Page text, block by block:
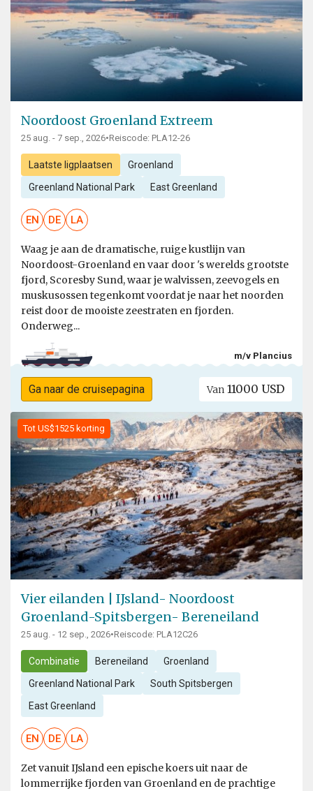
Noordoost Groenland Extreem
25 aug. - 7 sep., 2026•Reiscode: PLA12-26
Laatste ligplaatsen Groenland
Greenland National Park East Greenland
EN DE LA
Waag je aan de dramatische, ruige kustlijn van
Noordoost-Groenland en vaar door 's werelds grootste
fjord, Scoresby Sund, waar je walvissen, zeevogels en
muskusossen tegenkomt voordat je naar het noorden
reist door de mooiste zeestraten en fjorden.
Onderweg...
m/v Plancius
Ga naar de cruisepagina Van 11000 USD
Tot US$1525 korting
Vier eilanden | IJsland- Noordoost
Groenland-Spitsbergen- Bereneiland
25 aug. - 12 sep., 2026•Reiscode: PLA12C26
Combinatie Bereneiland Groenland
Greenland National Park South Spitsbergen
East Greenland
EN DE LA
Zet vanuit IJsland een epische koers uit naar de
lommerrijke fjorden van Groenland en de prachtige